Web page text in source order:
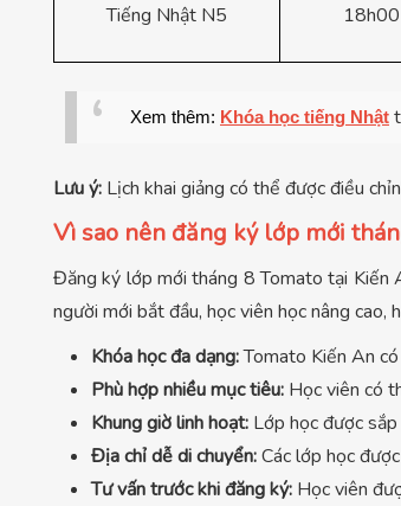
Tiếng Nhật N5
Xem thêm: Khóa học tiếng Nhật
Lưu ý: Lịch khai giảng có thể được điều
Vì sao nên đăng ký lớp mới
Đăng ký lớp mới tháng 8 Tomato tại Kiến
người mới bắt đầu, học viên học nâng cao,
Khóa học đa dạng:Tomato Kiến An
Phù hợp nhiều mục tiêu: Học viên có
Khung giờ linh hoạt: Lớp học được
Địa chỉ dễ di chuyển:Các lớp học
Tư vấn trước khi đăng ký: Học viên